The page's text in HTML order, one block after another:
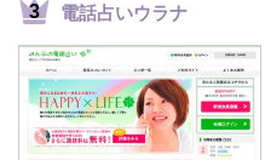
電話占いウラナ